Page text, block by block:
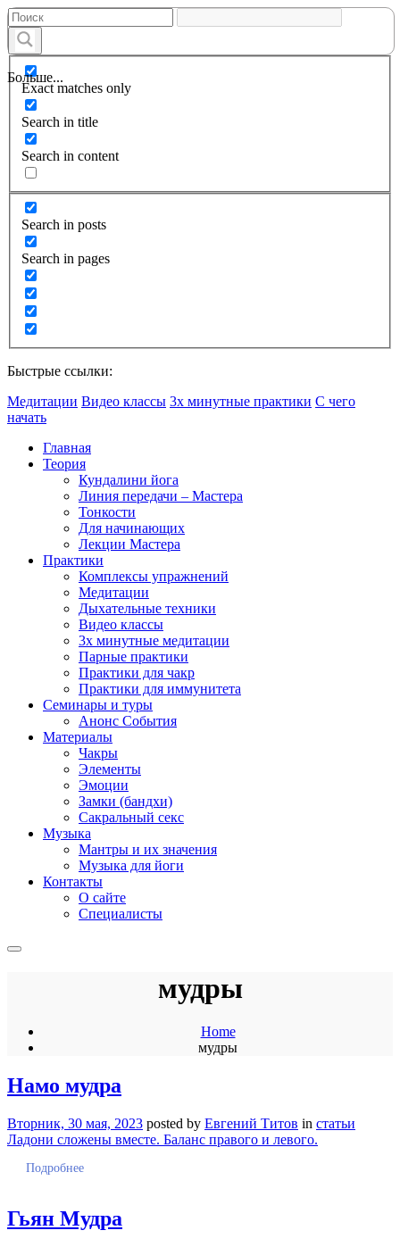
Больше...
Exact matches only
Search in title
Search in content
Search in posts
Search in pages
Быстрые ссылки:
Медитации Видео классы 3х минутные практики С чего
начать
Главная
Теория
Кундалини йога
Линия передачи – Мастера
Тонкости
Для начинающих
Лекции Мастера
Практики
Комплексы упражнений
Медитации
Дыхательные техники
Видео классы
3х минутные медитации
Парные практики
Практики для чакр
Практики для иммунитета
Семинары и туры
Анонс События
Материалы
Чакры
Элементы
Эмоции
Замки (бандхи)
Сакральный секс
Музыка
Мантры и их значения
Музыка для йоги
Контакты
О сайте
Специалисты
мудры
Home
мудры
Намо мудра
Вторник, 30 мая, 2023 posted by Евгений Титов in статьи
Ладони сложены вместе. Баланс правого и левого.
Подробнее
Гьян Мудра